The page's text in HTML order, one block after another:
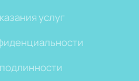
услуг